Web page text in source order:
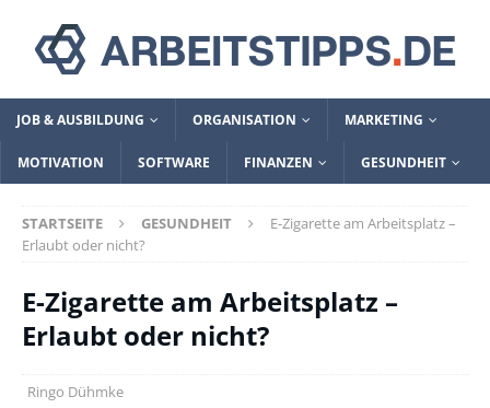
JOB & AUSBILDUNG ORGANISATION MARKETING
MOTIVATION SOFTWARE FINANZEN GESUNDHEIT
STARTSEITE GESUNDHEIT
E-Zigarette am Arbeitsplatz –
Erlaubt oder nicht?
E-Zigarette am Arbeitsplatz –
Erlaubt oder nicht?
Ringo Dühmke